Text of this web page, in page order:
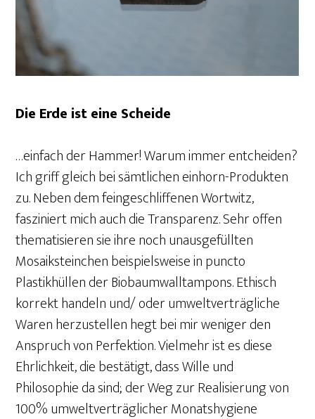
Die Erde ist eine Scheide
…einfach der Hammer! Warum immer entcheiden?
Ich griff gleich bei sämtlichen einhorn-Produkten
zu. Neben dem feingeschliffenen Wortwitz,
fasziniert mich auch die Transparenz. Sehr offen
thematisieren sie ihre noch unausgefüllten
Mosaiksteinchen beispielsweise in puncto
Plastikhüllen der Biobaumwalltampons. Ethisch
korrekt handeln und/ oder umweltverträgliche
Waren herzustellen hegt bei mir weniger den
Anspruch von Perfektion. Vielmehr ist es diese
Ehrlichkeit, die bestätigt, dass Wille und
Philosophie da sind; der Weg zur Realisierung von
100% umweltverträglicher Monatshygiene